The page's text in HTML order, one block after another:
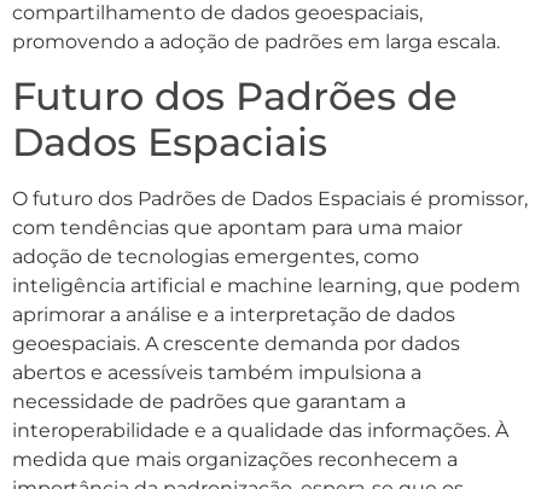
compartilhamento de dados geoespaciais,
promovendo a adoção de padrões em larga escala.
Futuro dos Padrões de
Dados Espaciais
O futuro dos Padrões de Dados Espaciais é promissor,
com tendências que apontam para uma maior
adoção de tecnologias emergentes, como
inteligência artificial e machine learning, que podem
aprimorar a análise e a interpretação de dados
geoespaciais. A crescente demanda por dados
abertos e acessíveis também impulsiona a
necessidade de padrões que garantam a
interoperabilidade e a qualidade das informações. À
medida que mais organizações reconhecem a